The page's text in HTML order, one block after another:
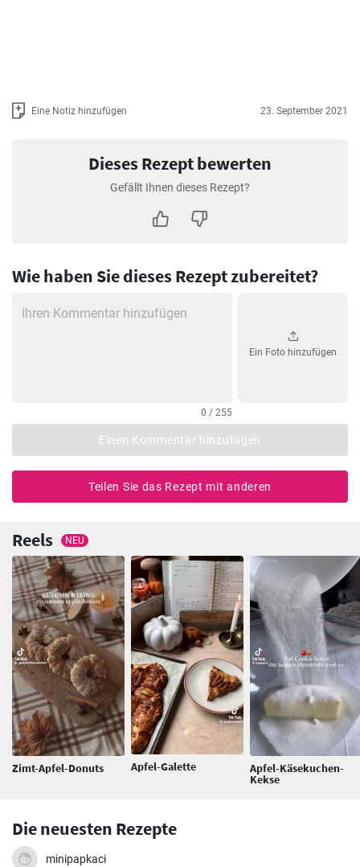
Eine Notiz hinzufügen 23. September 2021
Dieses Rezept bewerten
Gefällt Ihnen dieses Rezept?
Wie haben Sie dieses Rezept zubereitet?
0 / 255
Ein Foto hinzufügen
Einen Kommentar hinzufügen
Teilen Sie das Rezept mit anderen
Reels NEU
Zimt-Apfel-Donuts Apfel-Galette Apfel-Käsekuchen-
Kekse
Die neuesten Rezepte
minipapkaci